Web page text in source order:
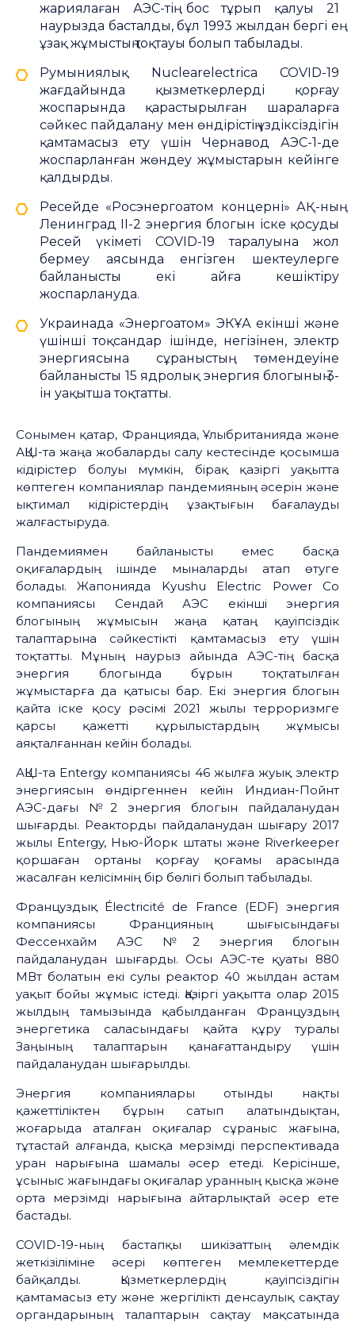
жариялаған АЭС-тің бос тұрып қалуы 21
наурызда басталды, бұл 1993 жылдан бергі ең
ұзақ жұмыстың тоқтауы болып табылады.
Румыниялық Nuclearelectrica COVID-19
жағдайында қызметкерлерді қорғау
жоспарында қарастырылған шараларға
сәйкес пайдалану мен өндірістің үздіксіздігін
қамтамасыз ету үшін Чернавод АЭС-1-де
жоспарланған жөндеу жұмыстарын кейінге
қалдырды.
Ресейде «Росэнергоатом концерні» АҚ-ның
Ленинград II-2 энергия блогын іске қосуды
Ресей үкіметі COVID-19 таралуына жол
бермеу аясында енгізген шектеулерге
байланысты екі айға кешіктіру
жоспарлануда.
Украинада «Энергоатом» ЭКҰА екінші және
үшінші тоқсандар ішінде, негізінен, электр
энергиясына сұраныстың төмендеуіне
байланысты 15 ядролық энергия блогының 3-
ін уақытша тоқтатты.
Сонымен қатар, Францияда, Ұлыбританияда және
АҚШ-та жаңа жобаларды салу кестесінде қосымша
кідірістер болуы мүмкін, бірақ қазіргі уақытта
көптеген компаниялар пандемияның әсерін және
ықтимал кідірістердің ұзақтығын бағалауды
жалғастыруда.
Пандемиямен байланысты емес басқа
оқиғалардың ішінде мыналарды атап өтуге
болады. Жапонияда Kyushu Electric Power Co
компаниясы Сендай АЭС екінші энергия
блогының жұмысын жаңа қатаң қауіпсіздік
талаптарына сәйкестікті қамтамасыз ету үшін
тоқтатты. Мұның наурыз айында АЭС-тің басқа
энергия блогында бұрын тоқтатылған
жұмыстарға да қатысы бар. Екі энергия блогын
қайта іске қосу рәсімі 2021 жылы терроризмге
қарсы қажетті құрылыстардың жұмысы
аяқталғаннан кейін болады.
АҚШ-та Entergy компаниясы 46 жылға жуық электр
энергиясын өндіргеннен кейін Индиан-Пойнт
АЭС-дағы №2 энергия блогын пайдаланудан
шығарды. Реакторды пайдаланудан шығару 2017
жылы Entergy, Нью-Йорк штаты және Riverkeeper
қоршаған ортаны қорғау қоғамы арасында
жасалған келісімнің бір бөлігі болып табылады.
Француздық Électricité de France (EDF) энергия
компаниясы Францияның шығысындағы
Фессенхайм АЭС №2 энергия блогын
пайдаланудан шығарды. Осы АЭС-те қуаты 880
МВт болатын екі сулы реактор 40 жылдан астам
уақыт бойы жұмыс істеді. Қазіргі уақытта олар 2015
жылдың тамызында қабылданған Француздың
энергетика саласындағы қайта құру туралы
Заңының талаптарын қанағаттандыру үшін
пайдаланудан шығарылды.
Энергия компаниялары отынды нақты
қажеттіліктен бұрын сатып алатындықтан,
жоғарыда аталған оқиғалар сұраныс жағына,
тұтастай алғанда, қысқа мерзімді перспективада
уран нарығына шамалы әсер етеді. Керісінше,
ұсыныс жағындағы оқиғалар уранның қысқа және
орта мерзімді нарығына айтарлықтай әсер ете
бастады.
COVID-19-ның бастапқы шикізаттың әлемдік
жеткізіліміне әсері көптеген мемлекеттерде
байқалды. Қызметкерлердің қауіпсіздігін
қамтамасыз ету және жергілікті денсаулық сақтау
органдарының талаптарын сақтау мақсатында